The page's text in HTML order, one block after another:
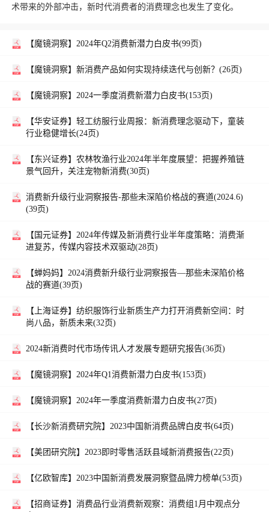
术带来的外部冲击，新时代消费者的消费理念也发生了变化。
【魔镜洞察】 2024年Q2消费新潜力白皮书(99页)
【魔镜洞察】 新消费产品如何实现持续迭代与创新？(26页)
【魔镜洞察】 2024一季度消费新潜力白皮书(153页)
【华安证券】 轻工纺服行业周报：新消费理念驱动下，童装
行业稳健增长(24页)
【东兴证券】 农林牧渔行业2024年半年度展望：把握养殖链
景气回升，关注宠物新消费(30页)
消费新升级行业洞察报告-那些未深陷价格战的赛道(2024.6)
(39页)
【国元证券】 2024年传媒及新消费行业半年度策略：消费渐
进复苏，传媒内容技术双驱动(28页)
【蝉妈妈】 2024消费新升级行业洞察报告—那些未深陷价格
战的赛道(39页)
【上海证券】 纺织服饰行业新质生产力打开消费新空间：时
尚八品，新质未来(32页)
2024新消费时代市场传讯人才发展专题研究报告(36页)
【魔镜洞察】 2024年Q1消费新潜力白皮书(153页)
【魔镜洞察】 2024年一季度消费新潜力白皮书(27页)
【长沙新消费研究院】 2023中国新消费品牌白皮书(64页)
【美团研究院】 2023即时零售活跃县域新消费报告(22页)
【亿欧智库】 2023中国新消费发展洞察暨品牌力榜单(53页)
【招商证券】 消费品行业消费新观察：消费组1月中观点分